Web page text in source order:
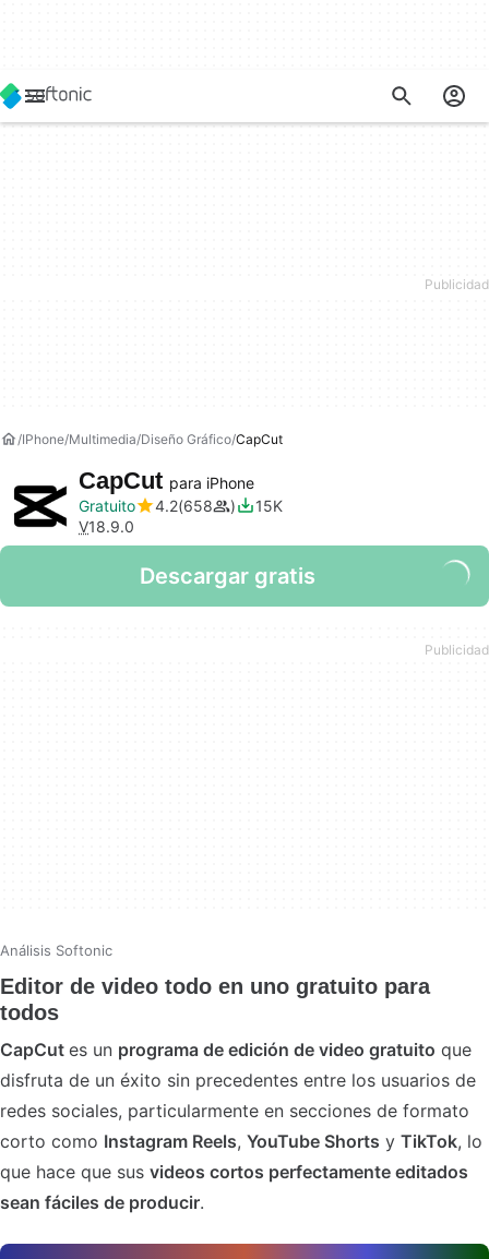
IPhone Multimedia Diseño Gráfico CapCut
CapCut para iPhone
Gratuito
4.2 658
15K
V18.9.0
Descargar gratis
Análisis Softonic
Editor de video todo en uno gratuito para
todos
CapCut es un programa de edición de video gratuito que
disfruta de un éxito sin precedentes entre los usuarios de
redes sociales, particularmente en secciones de formato
corto como Instagram Reels, YouTube Shorts y TikTok, lo
que hace que sus videos cortos perfectamente editados
sean fáciles de producir.